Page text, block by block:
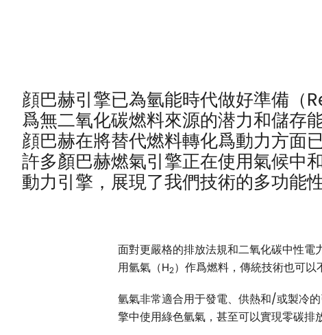
顔巴赫引擎已為氫能時代做好準備（
爲無二氧化碳燃料來源的潜力和儲存
顔巴赫在將替代燃料轉化爲動力方
許多顏巴赫燃氣引擎正在使用氣候中
動力引擎，展現了我們技術的多功能性
面對更嚴格的排放法規和二氧化碳中性
用氫氣（H2）作爲燃料，傳統技術也可以
氫氣非常適合用于發電、供熱和/或製冷
擎中使用綠色氫氣，甚至可以實現零碳排